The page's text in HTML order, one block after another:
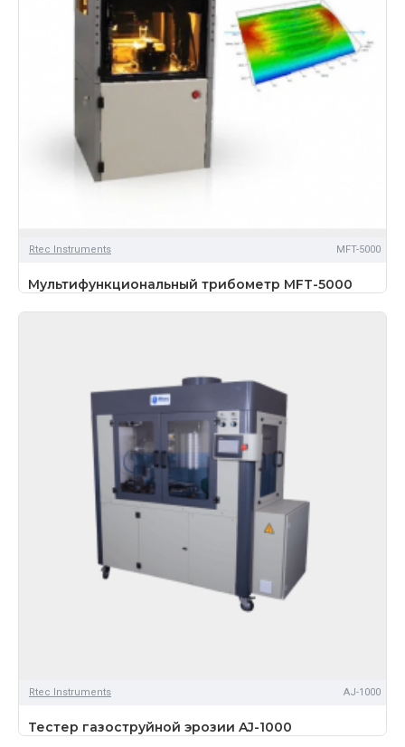
Rtec Instruments MFT-5000
Мультифункциональный трибометр MFT-5000
Rtec Instruments AJ-1000
Тестер газоструйной эрозии AJ-1000